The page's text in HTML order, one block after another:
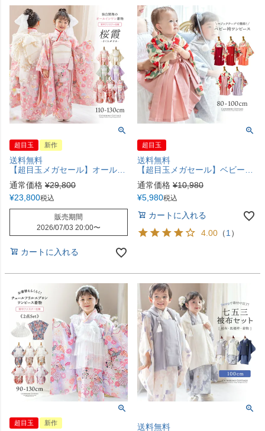
超目玉 新作
送料無料
【超目玉メガセール】オールインワン着物《桜霞》 着物ワンピース 背中ファスナー かんたん着付け 七五三 和装 リボン 花柄チュール ピンク 赤 白 紫 緑 和柄 古典柄 女の子 キッズ お正月 写真撮影 お参り キャサリンコテージ TAK
通常価格 ¥29,800
¥23,800税込
販売期間
2026/07/03 20:00〜
カートに入れる
超目玉
送料無料
【超目玉メガセール】ベビー袴ワンピース 女の子 袴風 ベビー服 ベビー袴 着物 和装 お食い初め お宮参り 100日祝い お正月 オリジナル和柄 キャサリンコテージ TAK
通常価格 ¥10,980
¥5,980税込
カートに入れる
4.00 （1 ）
超目玉 新作
送料無料